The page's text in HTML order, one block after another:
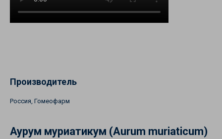
Производитель
Россия, Гомеофарм
Аурум муриатикум (Aurum muriaticum)